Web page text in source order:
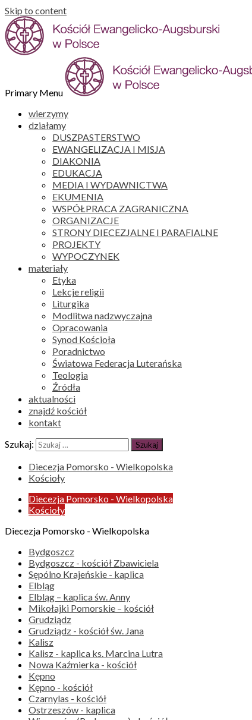
Skip to content
Primary Menu
wierzymy
działamy
DUSZPASTERSTWO
EWANGELIZACJA I MISJA
DIAKONIA
EDUKACJA
MEDIA I WYDAWNICTWA
EKUMENIA
WSPÓŁPRACA ZAGRANICZNA
ORGANIZACJE
STRONY DIECEZJALNE I PARAFIALNE
PROJEKTY
WYPOCZYNEK
materiały
Etyka
Lekcje religii
Liturgika
Modlitwa nadzwyczajna
Opracowania
Synod Kościoła
Poradnictwo
Światowa Federacja Luterańska
Teologia
Źródła
aktualności
znajdź kościół
kontakt
Szukaj:
Diecezja Pomorsko - Wielkopolska
Kościoły
Diecezja Pomorsko - Wielkopolska
Kościoły
Diecezja Pomorsko - Wielkopolska
Bydgoszcz
Bydgoszcz - kościół Zbawiciela
Sępólno Krajeńskie - kaplica
Elbląg
Elbląg – kaplica św. Anny
Mikołajki Pomorskie – kościół
Grudziądz
Grudziądz - kościół św. Jana
Kalisz
Kalisz - kaplica ks. Marcina Lutra
Nowa Kaźmierka - kościół
Kępno
Kępno - kościół
Czarnylas - kościół
Ostrzeszów - kaplica